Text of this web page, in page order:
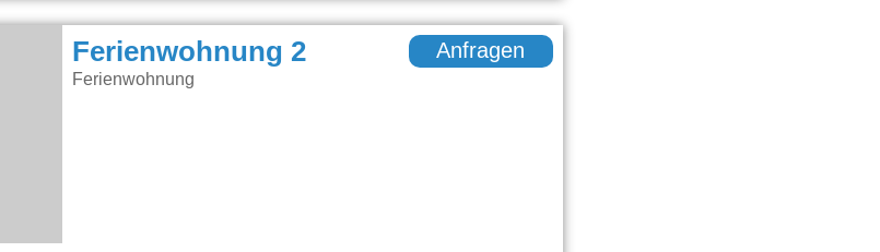
Ferienwohnung 2
Ferienwohnung
Anfragen